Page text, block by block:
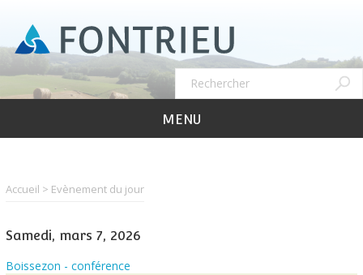
contenu
principal
Rechercher
MENU
Accueil Evènement du jour
Samedi, mars 7, 2026
Boissezon - conférence